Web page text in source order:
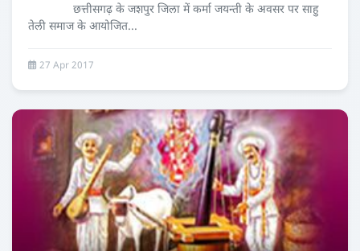
छत्तीसगढ़ के जशपुर जिला में कर्मा जयन्ती के अवसर पर साहु
तेली समाज के आयोजित...
27 Apr 2017